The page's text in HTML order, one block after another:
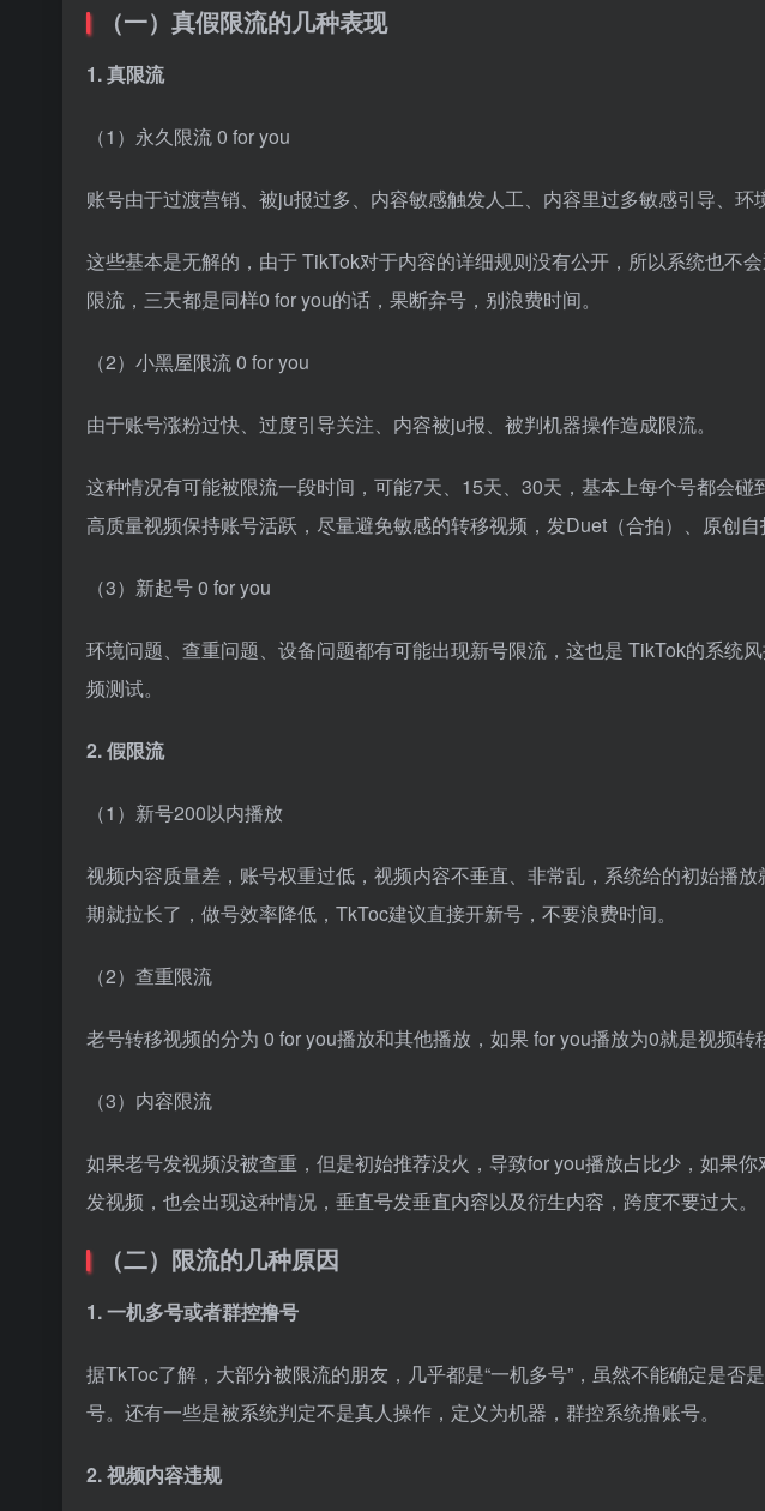
（一）真假限流的几种表现
1. 真限流
（1）永久限流 0 for you
账号由于过渡营销、被ju报过多、内容敏感触发人工、内容里过多敏感引导、环
这些基本是无解的，由于 TikTok对于内容的详细规则没有公开，所以系统也不
限流，三天都是同样0 for you的话，果断弃号，别浪费时间。
（2）小黑屋限流 0 for you
由于账号涨粉过快、过度引导关注、内容被ju报、被判机器操作造成限流。
这种情况有可能被限流一段时间，可能7天、15天、30天，基本上每个号都会
高质量视频保持账号活跃，尽量避免敏感的转移视频，发Duet（合拍）、原创自
（3）新起号 0 for you
环境问题、查重问题、设备问题都有可能出现新号限流，这也是 TikTok的系统
频测试。
2. 假限流
（1）新号200以内播放
视频内容质量差，账号权重过低，视频内容不垂直、非常乱，系统给的初始播
期就拉长了，做号效率降低，TkToc建议直接开新号，不要浪费时间。
（2）查重限流
老号转移视频的分为 0 for you播放和其他播放，如果 for you播放为0就是视频转
（3）内容限流
如果老号发视频没被查重，但是初始推荐没火，导致for you播放占比少，如果
发视频，也会出现这种情况，垂直号发垂直内容以及衍生内容，跨度不要过大。
（二）限流的几种原因
1. 一机多号或者群控撸号
据TkToc了解，大部分被限流的朋友，几乎都是“一机多号”，虽然不能确定是否
号。还有一些是被系统判定不是真人操作，定义为机器，群控系统撸账号。
2. 视频内容违规